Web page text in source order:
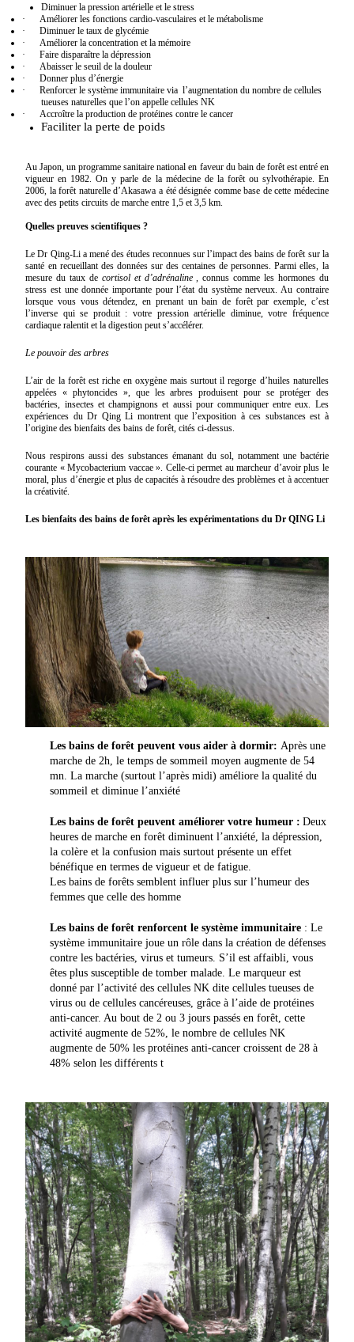
Diminuer la pression artérielle et le stress
·
Améliorer les fonctions cardio-vasculaires et le métabolisme
·
Diminuer le taux de glycémie
·
Améliorer la concentration et la mémoire
·
Faire disparaître la dépression
·
Abaisser le seuil de la douleur
·
Donner plus d’énergie
·
Renforcer le système immunitaire via l’augmentation du nombre de cellules
tueuses naturelles que l’on appelle cellules NK
·
Accroître la production de protéines contre le cancer
Faciliter la perte de poids
Au Japon, un programme sanitaire national en faveur du bain de forêt est entré en
vigueur en 1982. On y parle de la médecine de la forêt ou sylvothérapie. En
2006, la forêt naturelle d’Akasawa a été désignée comme base de cette médecine
avec des petits circuits de marche entre 1,5 et 3,5 km.
Quelles preuves scientifiques ?
Le Dr Qing-Li a mené des études reconnues sur l’impact des bains de forêt sur la
santé en recueillant des données sur des centaines de personnes. Parmi elles, la
mesure du taux de cortisol et d’adrénaline , connus comme les hormones du
stress est une donnée importante pour l’état du système nerveux. Au contraire
lorsque vous vous détendez, en prenant un bain de forêt par exemple, c’est
l’inverse qui se produit : votre pression artérielle diminue, votre fréquence
cardiaque ralentit et la digestion peut s’accélérer.
Le pouvoir des arbres
L’air de la forêt est riche en oxygène mais surtout il regorge d’huiles naturelles
appelées « phytoncides », que les arbres produisent pour se protéger des
bactéries, insectes et champignons et aussi pour communiquer entre eux. Les
expériences du Dr Qing Li montrent que l’exposition à ces substances est à
l’origine des bienfaits des bains de forêt, cités ci-dessus.
Nous respirons aussi des substances émanant du sol, notamment une bactérie
courante « Mycobacterium vaccae ». Celle-ci permet au marcheur d’avoir plus le
moral, plus d’énergie et plus de capacités à résoudre des problèmes et à accentuer
la créativité.
Les bienfaits des bains de forêt après les expérimentations du Dr QING Li
Les bains de forêt peuvent vous aider à dormir:Après une
marche de 2h, le temps de sommeil moyen augmente de 54
mn. La marche (surtout l’après midi) améliore la qualité du
sommeil et diminue l’anxiété
Les bains de forêt peuvent améliorer votre humeur : Deux
heures de marche en forêt diminuent l’anxiété, la dépression,
la colère et la confusion mais surtout présente un effet
bénéfique en termes de vigueur et de fatigue.
Les bains de forêts semblent influer plus sur l’humeur des
femmes que celle des homme
Les bains de forêt renforcent le système immunitaire : Le
système immunitaire joue un rôle dans la création de défenses
contre les bactéries, virus et tumeurs. S’il est affaibli, vous
êtes plus susceptible de tomber malade. Le marqueur est
donné par l’activité des cellules NK dite cellules tueuses de
virus ou de cellules cancéreuses, grâce à l’aide de protéines
anti-cancer. Au bout de 2 ou 3 jours passés en forêt, cette
activité augmente de 52%, le nombre de cellules NK
augmente de 50% les protéines anti-cancer croissent de 28 à
48% selon les différents t